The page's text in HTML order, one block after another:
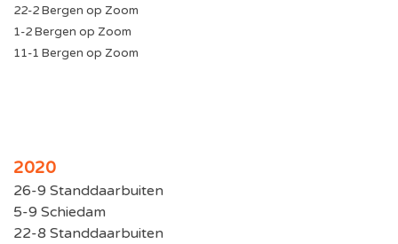
22-2 Bergen op Zoom
1-2 Bergen op Zoom
11-1 Bergen op Zoom
2020
26-9 Standdaarbuiten
5-9 Schiedam
22-8 Standdaarbuiten